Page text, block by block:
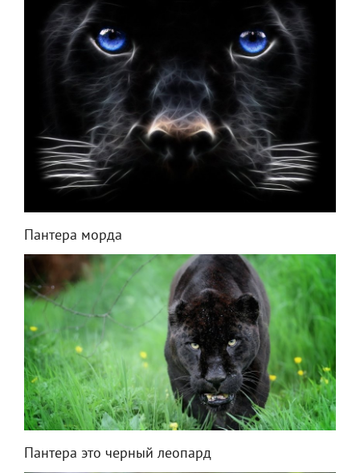
Пантера морда
Пантера это черный леопард